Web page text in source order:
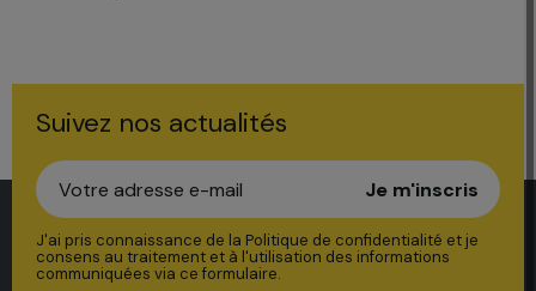
Suivez nos actualités
Je m'inscris
J'ai pris connaissance de la Politique de confidentialité et je
consens au traitement et à l'utilisation des informations
communiquées via ce formulaire.